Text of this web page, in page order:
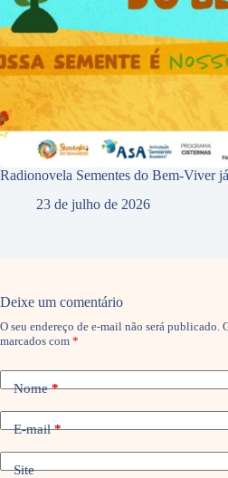
Radionovela Sementes do Bem-Viver
23 de julho de 2026
Deixe um comentário
O seu endereço de e-mail não será publicado.
marcados com *
Nome*
E-mail*
Site